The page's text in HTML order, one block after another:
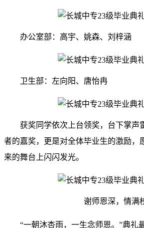
办公室部：高宇、姚森、刘梓涵
卫生部：左向阳、唐怡冉
获奖同学依次上台领奖，台下掌声
者的嘉奖，更是对全体毕业生的激励，
来的舞台上闪闪发光。
谢师恩深，情满
“一朝沐杏雨，一生念师恩。”典礼